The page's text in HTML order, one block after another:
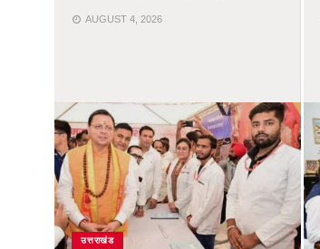
AUGUST 4, 2026
उत्तराखंड